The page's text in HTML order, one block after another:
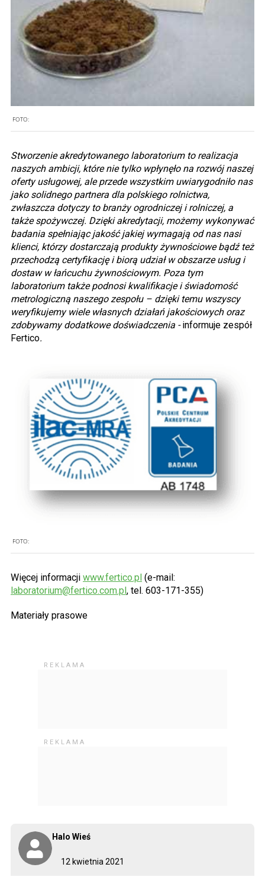
12 kwietnia 2021
Halo Wieś
FOTO:
Stworzenie akredytowanego laboratorium to realizacja
naszych ambicji, które nie tylko wpłynęło na rozwój naszej
oferty usługowej, ale przede wszystkim uwiarygodniło nas
jako solidnego partnera dla polskiego rolnictwa,
zwłaszcza dotyczy to branży ogrodniczej i rolniczej, a
także spożywczej. Dzięki akredytacji, możemy wykonywać
badania spełniając jakość jakiej wymagają od nas nasi
klienci, którzy dostarczają produkty żywnościowe bądź też
przechodzą certyfikację i biorą udział w obszarze usług i
dostaw w łańcuchu żywnościowym. Poza tym
laboratorium także podnosi kwalifikacje i świadomość
metrologiczną naszego zespołu – dzięki temu wszyscy
weryfikujemy wiele własnych działań jakościowych oraz
zdobywamy dodatkowe doświadczenia -informuje zespół
Fertico.
FOTO:
Więcej informacji www.fertico.pl (e-mail:
laboratorium@fertico.com.pl , tel. 603-171-355)
Materiały prasowe